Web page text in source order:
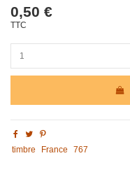
0,50 €
TTC
timbre France 767